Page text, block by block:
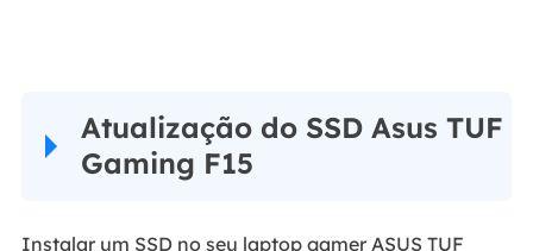
Atualização do SSD Asus TUF
Gaming F15
Instalar um SSD no seu laptop gamer ASUS TUF